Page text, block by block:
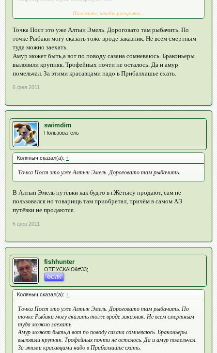
Ищу единомышленников-экспедиционеров.
Нажмите, чтобы раскрыть...
Точка Пост это уже Алтын Эмель. Дороговато там рыбачить. По
точке Рыбаки могу сказать тоже вроде заказник. Не всем смертным
туда можно заехать.
Амур может быть,а вот по поводу сазана сомневаюсь. Браконьеры
выловили крупняк. Трофейных почти не осталось. Да и амур
помельчал. За этими красавцами надо в Прибалхашье ехать.
6 фев 2011
swimdim
Пользователь
Коляныч сказал(а): ↑
Точка Пост это уже Алтын Эмель. Дороговато там рыбачить.
В Алтын Эмель путёвки как будто в г.Жетысу продают, сам не
пользовался но товарищь там приобретал, причём в самом АЭ
путёвки не продаются.
6 фев 2011
fishhunter
ОТПУСКАЮ&#33;
ФСЛК
Коляныч сказал(а): ↑
Точка Пост это уже Алтын Эмель. Дороговато там рыбачить. По
точке Рыбаки могу сказать тоже вроде заказник. Не всем смертным
туда можно заехать.
Амур может быть,а вот по поводу сазана сомневаюсь. Браконьеры
выловили крупняк. Трофейных почти не осталось. Да и амур помельчал.
За этими красавцами надо в Прибалхашье ехать.